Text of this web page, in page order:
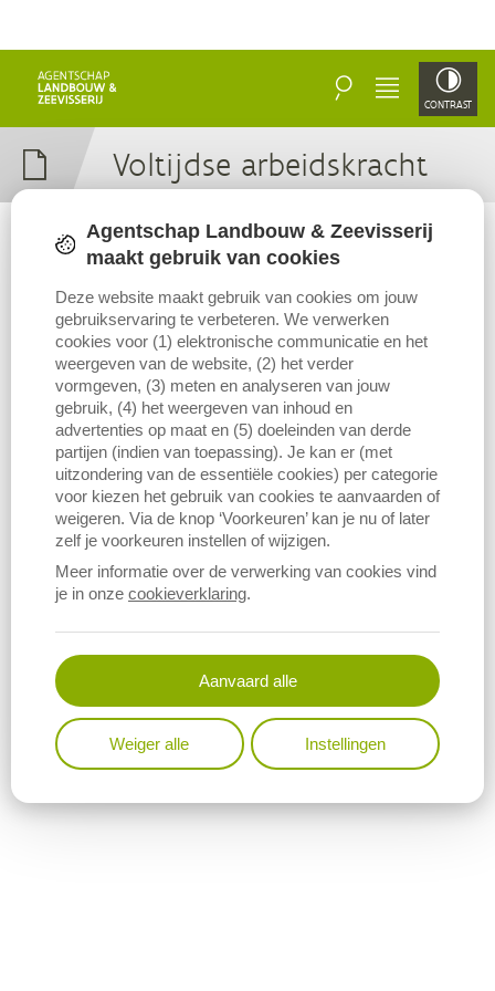
ZOEKEN MENU CONTRAST
Vol­tijd­se arbeidskracht
Een voltijdse arbeidskracht (VAK) is een volwassen persoon, jonger
dan 65, volledig arbeidsgeschikt en bestendig beschikbaar voor het
bedrijf. De beschikbare arbeidskrachten worden omgerekend tot
VAK met behulp van omrekeningscoëfficiënten rekening houdend
met de leeftijd en de arbeidsgeschiktheid.
Agentschap Landbouw & Zeevisserij
maakt gebruik van cookies
Deze website maakt gebruik van cookies om jouw
gebruikservaring te verbeteren. We verwerken
cookies voor (1) elektronische communicatie en het
weergeven van de website, (2) het verder
vormgeven, (3) meten en analyseren van jouw
gebruik, (4) het weergeven van inhoud en
advertenties op maat en (5) doeleinden van derde
partijen (indien van toepassing). Je kan er (met
uitzondering van de essentiële cookies) per categorie
voor kiezen het gebruik van cookies te aanvaarden of
weigeren. Via de knop ‘Voorkeuren’ kan je nu of later
zelf je voorkeuren instellen of wijzigen.
Meer informatie over de verwerking van cookies vind
je in onze cookieverklaring.
Aanvaard alle
Weiger alle Instellingen